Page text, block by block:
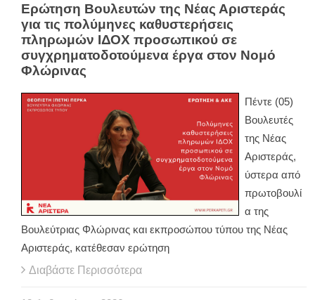
Ερώτηση Βουλευτών της Νέας Αριστεράς
για τις πολύμηνες καθυστερήσεις
πληρωμών ΙΔΟΧ προσωπικού σε
συγχρηματοδοτούμενα έργα στον Νομό
Φλώρινας
Πέντε (05)
Βουλευτές
της Νέας
Αριστεράς,
ύστερα από
πρωτοβουλί
α της
Βουλεύτριας Φλώρινας και εκπροσώπου τύπου της Νέας
Αριστεράς, κατέθεσαν ερώτηση
Διαβάστε Περισσότερα